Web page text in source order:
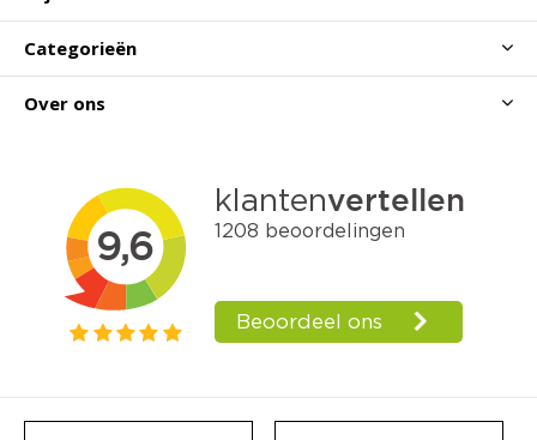
Categorieën
Over ons